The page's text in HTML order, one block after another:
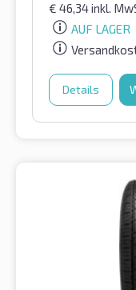
€ 46,34inkl.
AUF LAGER
Details